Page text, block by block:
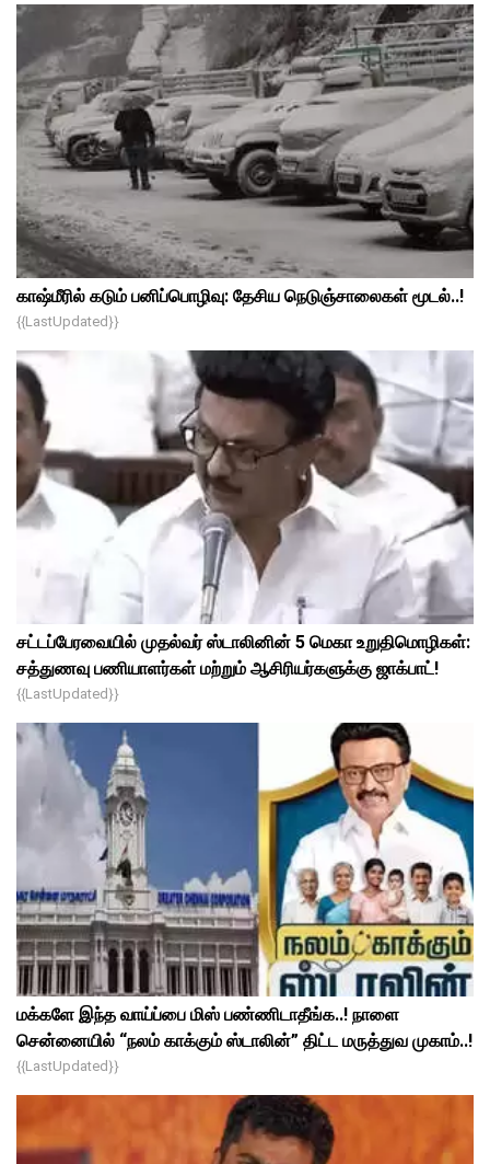
காஷ்மீரில் கடும் பனிப்பொழிவு: தேசிய நெடுஞ்சாலைகள் மூடல்..!
{{lastUpdated}}
சட்டப்பேரவையில் முதல்வர் ஸ்டாலினின் 5 மெகா உறுதிமொழிகள்:
சத்துணவு பணியாளர்கள் மற்றும் ஆசிரியர்களுக்கு ஜாக்பாட்!
{{lastUpdated}}
மக்களே இந்த வாய்ப்பை மிஸ் பண்ணிடாதீங்க..! நாளை
சென்னையில் “நலம் காக்கும் ஸ்டாலின்” திட்ட மருத்துவ முகாம்..!
{{lastUpdated}}